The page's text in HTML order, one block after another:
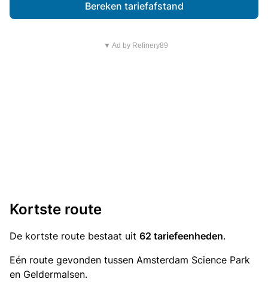
Bereken tariefafstand
▼ Ad by Refinery89
Kortste route
De kortste route bestaat uit 62 tariefeenheden.
Eén route gevonden tussen Amsterdam Science Park
en Geldermalsen.